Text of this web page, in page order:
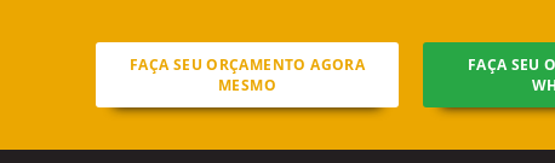
FAÇA SEU ORÇAMENTO AGORA
MESMO
FAÇA SEU